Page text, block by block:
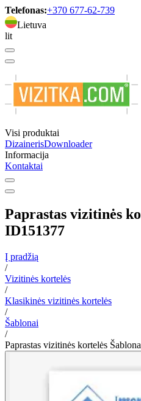
Telefonas:+370 677-62-739
Lietuva
lit
Visi produktai
DizainerisDownloader
Informacija
Kontaktai
Paprastas vizitinės
ID151377
Į pradžią
/
Vizitinės kortelės
/
Klasikinės vizitinės kortelės
/
Šablonai
/
Paprastas vizitinės kortelės